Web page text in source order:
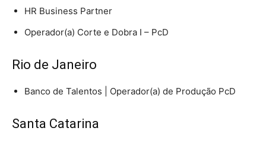
HR Business Partner
Operador(a) Corte e Dobra I – PcD
Rio de Janeiro
Banco de Talentos | Operador(a) de Produção PcD
Santa Catarina